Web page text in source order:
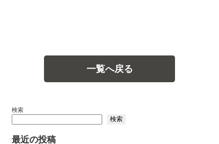
一覧へ戻る
検索
検索
最近の投稿